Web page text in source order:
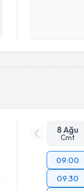
Kişisel
8 Ağu
Cmt
09:00
09:30